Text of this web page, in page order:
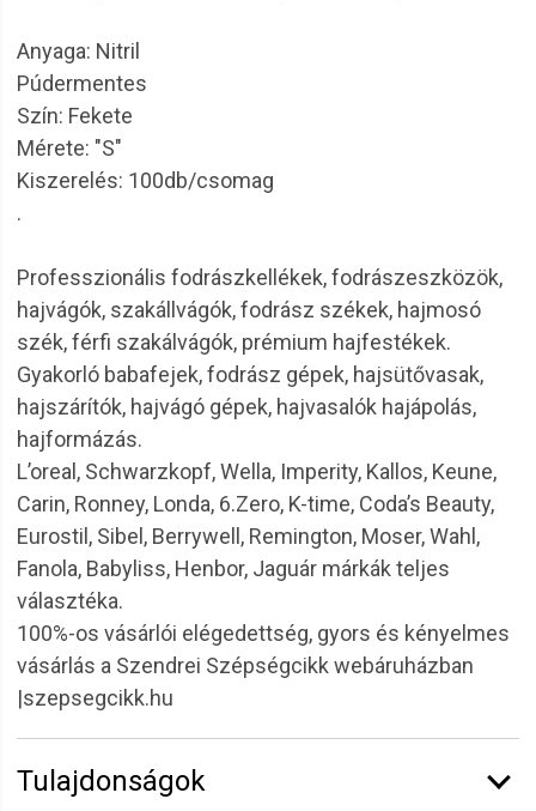
Anyaga: Nitril
Púdermentes
Szín: Fekete
Mérete: "S"
Kiszerelés: 100db/csomag
.
Professzionális fodrászkellékek, fodrászeszközök,
hajvágók, szakállvágók, fodrász székek, hajmosó
szék, férfi szakálvágók, prémium hajfestékek.
Gyakorló babafejek, fodrász gépek, hajsütővasak,
hajszárítók, hajvágó gépek, hajvasalók hajápolás,
hajformázás.
L’oreal, Schwarzkopf, Wella, Imperity, Kallos, Keune,
Carin, Ronney, Londa, 6.Zero, K-time, Coda’s Beauty,
Eurostil, Sibel, Berrywell, Remington, Moser, Wahl,
Fanola, Babyliss, Henbor, Jaguár márkák teljes
választéka.
100%-os vásárlói elégedettség, gyors és kényelmes
vásárlás a Szendrei Szépségcikk webáruházban
|szepsegcikk.hu
Tulajdonságok